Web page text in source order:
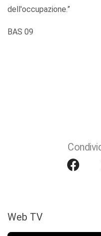
dell'occupazione.”
BAS 09
Web TV